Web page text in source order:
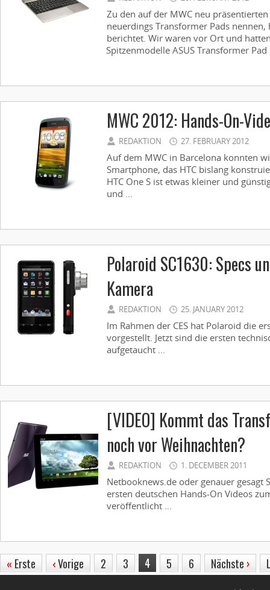
Zu den auf der MWC neu präsentierten
neuerdings Transformer Pads
berichtet. Wir waren vor Ort und
Spitzenmodelle ASUS Transformer
MWC 2012: Hands-On-
REDAKTION 27. FEBRUARY 2012
Auf dem MWC in Barcelona konnten
Smartphone, das HTC bislang
HTC One S ist etwas kleiner und
und ...
Polaroid SC1630: Specs
Kamera
REDAKTION 25. JANUARY 2012
Im Rahmen der CES hat Polaroid die
vorgestellt. Jetzt sind die ersten
aufgetaucht ...
[VIDEO] Kommt das
noch vor Weihnachten?
REDAKTION 1. DECEMBER 2011
Netbooknews.de oder genauer gesagt
ersten deutschen Hands-On Videos
veröffentlicht ...
« Erste ‹Vorige 2 3 4 5 6 Nächste ›